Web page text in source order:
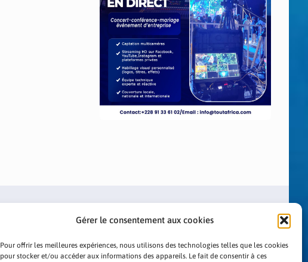
Gérer le consentement aux cookies
Pour offrir les meilleures expériences, nous utilisons des technologies telles que les cookies
pour stocker et/ou accéder aux informations des appareils. Le fait de consentir à ces